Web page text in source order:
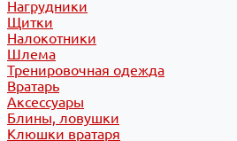
Нагрудники
Щитки
Налокотники
Шлема
Тренировочная одежда
Вратарь
Аксессуары
Блины, ловушки
Клюшки вратаря